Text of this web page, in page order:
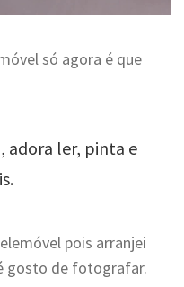
só agora é que
adora ler, pinta e
pois arranjei
gosto de fotografar.